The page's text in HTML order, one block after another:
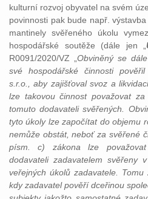
kulturní rozvoj obyvatel na svém
povinnosti pak bude např.
mantinely svěřeného úkolu
hospodářské soutěže (dále jen „
R0091/2020/VZ „ Obviněný se
své hospodářské činnosti
s.r.o., aby zajišťoval svoz a
lze takovou činnost považovat
tomuto dodavateli svěřených.
tyto úkoly lze započítat do objemu
nemůže obstát, neboť za svěřené
písm. c) zákona lze
dodavateli zadavatelem svěřeny
veřejných úkolů zadavatele. Tomu
kdy zadavatel pověří dceřinou